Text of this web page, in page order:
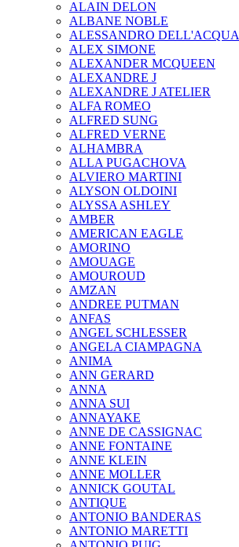
ALAIN DELON
ALBANE NOBLE
ALESSANDRO DELL'ACQUA
ALEX SIMONE
ALEXANDER MCQUEEN
ALEXANDRE J
ALEXANDRE J ATELIER
ALFA ROMEO
ALFRED SUNG
ALFRED VERNE
ALHAMBRA
ALLA PUGACHOVA
ALVIERO MARTINI
ALYSON OLDOINI
ALYSSA ASHLEY
AMBER
AMERICAN EAGLE
AMORINO
AMOUAGE
AMOUROUD
AMZAN
ANDREE PUTMAN
ANFAS
ANGEL SCHLESSER
ANGELA CIAMPAGNA
ANIMA
ANN GERARD
ANNA
ANNA SUI
ANNAYAKE
ANNE DE CASSIGNAC
ANNE FONTAINE
ANNE KLEIN
ANNE MOLLER
ANNICK GOUTAL
ANTIQUE
ANTONIO BANDERAS
ANTONIO MARETTI